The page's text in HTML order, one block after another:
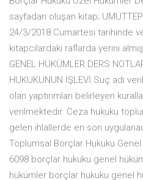
sayfadan oluşan kitap;
24/3/2018 Cumartesi tarihinde ve
kitapcılardaki raflarda yerini
GENEL HÜKÜMLER DERS
HUKUKUNUN İŞLEVİ Suç adı
olan yaptırımları belirleyen
verilmektedir. Ceza hukuku
gelen ihlallerde en son
Toplumsal Borçlar Hukuku
6098 borçlar hukuku genel
hükümler borçlar hukuku genel